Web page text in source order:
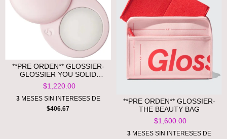
**PRE ORDEN** GLOSSIER-
GLOSSIER YOU SOLID
PERFUME
$1,220.00
3MESES SIN INTERESES DE
$406.67
**PRE ORDEN** GLOSSIER-
THE BEAUTY BAG
$1,600.00
3MESES SIN INTERESES DE